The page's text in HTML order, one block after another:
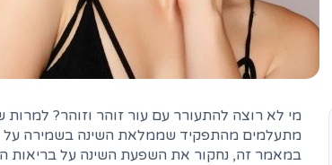
מי לא רוצה להתעורר עם עור זוהר וזוהר? למרות
מתעלמים מהתפקיד שממלאת השינה בשמירה על
במאמר זה, נחקור את השפעת השינה על בריאות